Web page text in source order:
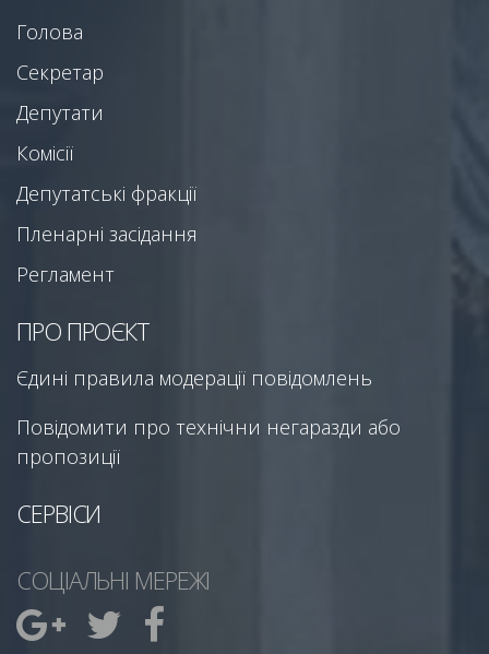
Голова
Секретар
Депутати
Комісії
Депутатські фракції
Пленарні засідання
Регламент
ПРО ПРОЄКТ
Єдині правила модерації повідомлень
Повідомити про технічни негаразди або
пропозиції
СЕРВІСИ
СОЦІАЛЬНІ МЕРЕЖІ